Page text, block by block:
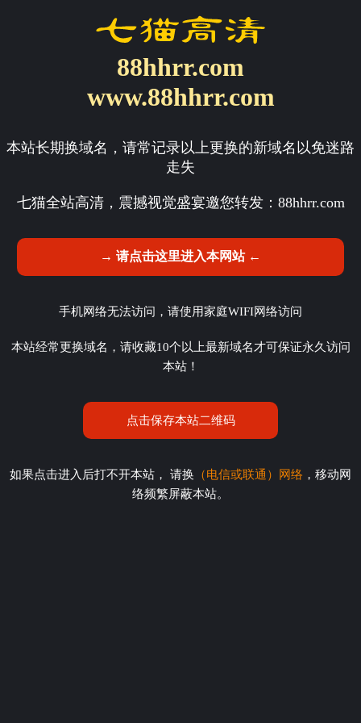
88hhrr.com
www.88hhrr.com
本站长期换域名，请常记录以上更换的新域名以免迷路
走失
七猫全站高清，震撼视觉盛宴邀您转发： 88hhrr.com
→ 请点击这里进入本网站 ←
手机网络无法访问，请使用家庭WIFI网络访问
本站经常更换域名，请收藏10个以上最新域名才可保证永久访问
本站！
点击保存本站二维码
如果点击进入后打不开本站， 请换 （电信或联通）网络 ，移动网
络频繁屏蔽本站。